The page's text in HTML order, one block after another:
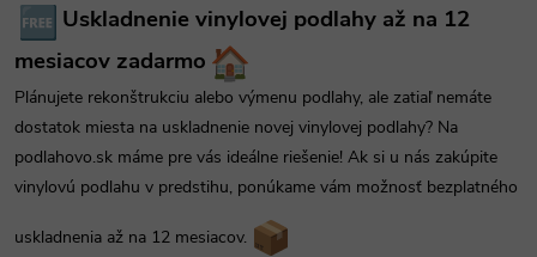
Uskladnenie vinylovej podlahy až na 12
mesiacov zadarmo
Plánujete rekonštrukciu alebo výmenu podlahy, ale zatiaľ nemáte
dostatok miesta na uskladnenie novej vinylovej podlahy? Na
podlahovo.sk máme pre vás ideálne riešenie! Ak si u nás zakúpite
vinylovú podlahu v predstihu, ponúkame vám možnosť bezplatného
uskladnenia až na 12 mesiacov.